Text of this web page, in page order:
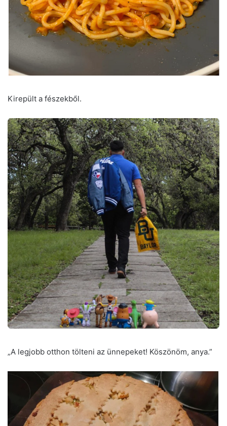
Kirepült a fészekből.
„A legjobb otthon tölteni az ünnepeket! Köszönöm, anya.”